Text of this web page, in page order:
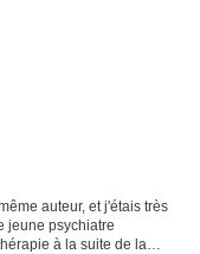
auteur, et j'étais très
jeune psychiatre
à la suite de la